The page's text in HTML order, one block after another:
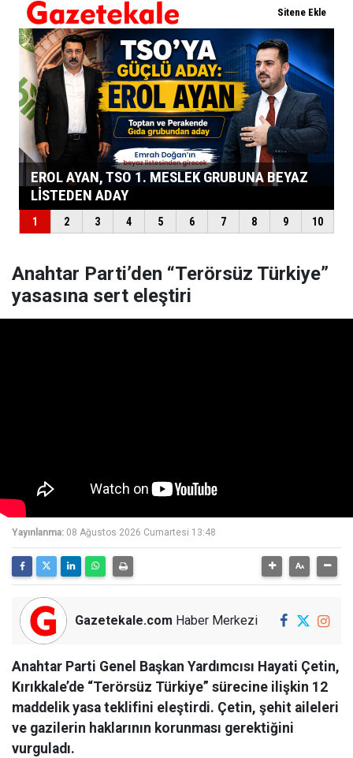
Anahtar Parti’den “Terörsüz Türkiye”
yasasına sert eleştiri
Yayınlanma: 08 Ağustos 2026 Cumartesi 13:48
Gazetekale.com Haber Merkezi
Anahtar Parti Genel Başkan Yardımcısı Hayati Çetin,
Kırıkkale’de “Terörsüz Türkiye” sürecine ilişkin 12
maddelik yasa teklifini eleştirdi. Çetin, şehit aileleri
ve gazilerin haklarının korunması gerektiğini
vurguladı.